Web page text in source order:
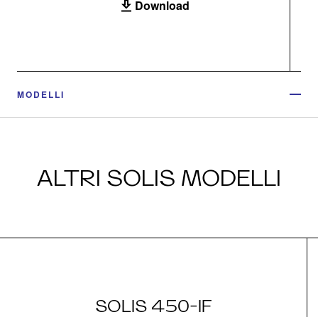
Download
MODELLI
ALTRI SOLIS MODELLI
SOLIS 450-IF